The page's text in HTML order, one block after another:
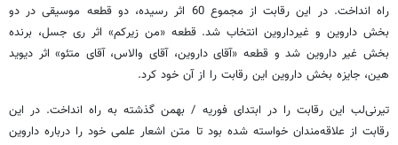
راه انداخت. در این رقابت از مجموع 60 اثر رسیده، دو قطعه موسیقی در دو
بخش داروین و غیرداروین انتخاب شد. قطعه «من زیرکم» اثر ری جسل، برنده
بخش غیر داروین شد و قطعه «آقای داروین، آقای والاس، آقای متئو» اثر دیوید
هین، جایزه بخش داروین این رقابت را از آن خود کرد.
تیرنی‌لب این رقابت را در ابتدای فوریه / بهمن گذشته به راه انداخت. در این
رقابت از علاقه‌مندان خواسته شده بود تا متن اشعار علمی خود را درباره داروین